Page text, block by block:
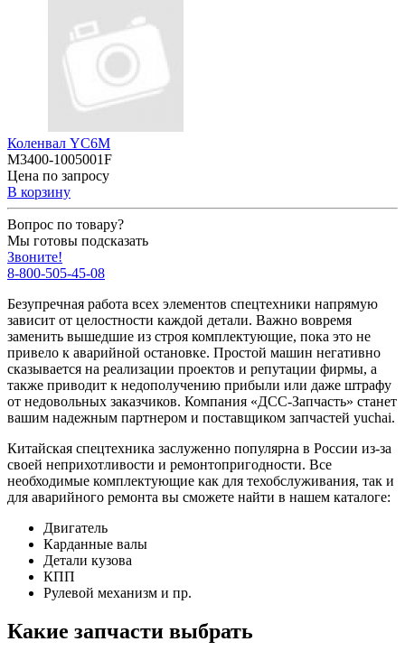
Коленвал YC6M
M3400-1005001F
Цена по запросу
В корзину
Вопрос по товару?
Мы готовы подсказать
Звоните!
8-800-505-45-08
Безупречная работа всех элементов спецтехники напрямую
зависит от целостности каждой детали. Важно вовремя
заменить вышедшие из строя комплектующие, пока это не
привело к аварийной остановке. Простой машин негативно
сказывается на реализации проектов и репутации фирмы, а
также приводит к недополучению прибыли или даже штрафу
от недовольных заказчиков. Компания «ДСС-Запчасть» станет
вашим надежным партнером и поставщиком запчастей yuchai.
Китайская спецтехника заслуженно популярна в России из-за
своей неприхотливости и ремонтопригодности. Все
необходимые комплектующие как для техобслуживания, так и
для аварийного ремонта вы сможете найти в нашем каталоге:
Двигатель
Карданные валы
Детали кузова
КПП
Рулевой механизм и пр.
Какие запчасти выбрать